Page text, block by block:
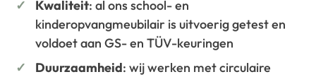
Kwaliteit: al ons school- en
kinderopvangmeubilair is uitvoerig getest en
voldoet aan GS- en TÜV-keuringen
Duurzaamheid: wij werken met circulaire